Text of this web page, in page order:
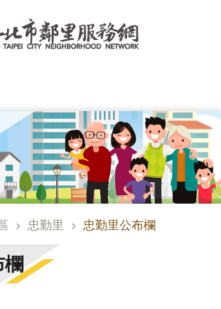
忠勤里 忠勤里公布欄
欄